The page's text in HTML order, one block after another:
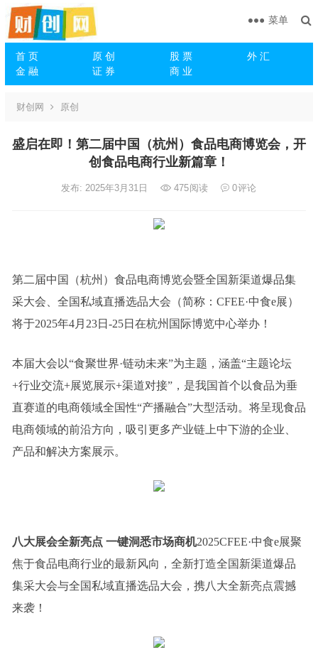
首 页 原 创 股 票
外 汇
金 融
证 券 商 业
菜单
财创网 原创
盛启在即！第二届中国（杭州）食品电商博览会，开
创食品电商行业新篇章！
发布: 2025年3月31日 475阅读 0评论
第二届中国（杭州）食品电商博览会暨全国新渠道爆品集
采大会、全国私域直播选品大会（简称：CFEE·中食e展）
将于2025年4月23日-25日在杭州国际博览中心举办！
本届大会以“食聚世界·链动未来”为主题，涵盖“主题论坛
+行业交流+展览展示+渠道对接”，是我国首个以食品为垂
直赛道的电商领域全国性“产播融合”大型活动。将呈现食品
电商领域的前沿方向，吸引更多产业链上中下游的企业、
产品和解决方案展示。
八大展会全新亮点 一键洞悉市场商机2025CFEE·中食e展聚
焦于食品电商行业的最新风向，全新打造全国新渠道爆品
集采大会与全国私域直播选品大会，携八大全新亮点震撼
来袭！